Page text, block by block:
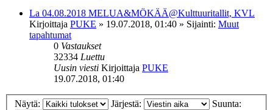
La 04.08.2018 MELUA&MÖKÄÄ@Kulttuuritallit, KVL
Kirjoittaja PUKE » 19.07.2018, 01:40 » Sijainti: Muut
tapahtumat
0 Vastaukset
32334 Luettu
Uusin viesti Kirjoittaja PUKE
19.07.2018, 01:40
Näytä: Järjestä: Suunta: